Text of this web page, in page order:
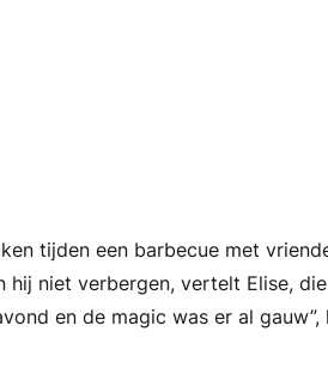
tijden een barbecue met
niet verbergen, vertelt Elise,
en de magic was er al